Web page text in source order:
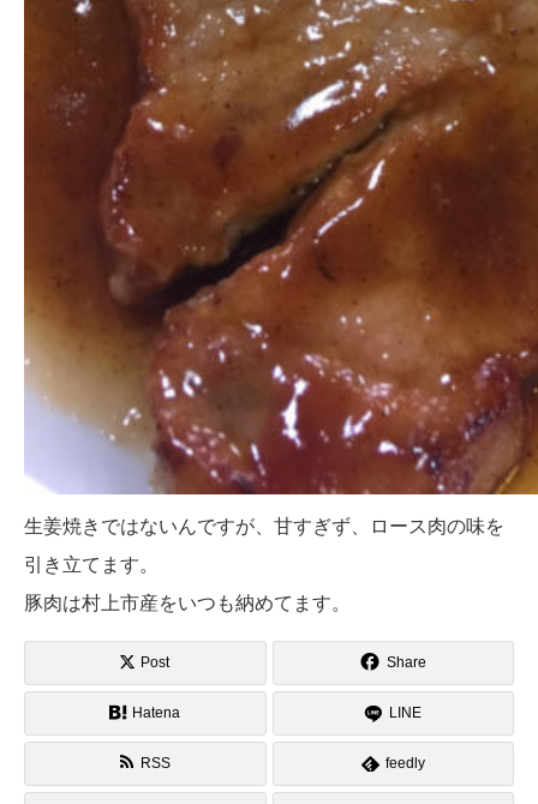
生姜焼きではないんですが、甘すぎず、ロース肉の味を
引き立てます。
豚肉は村上市産をいつも納めてます。
Post Share
Hatena LINE
RSS feedly